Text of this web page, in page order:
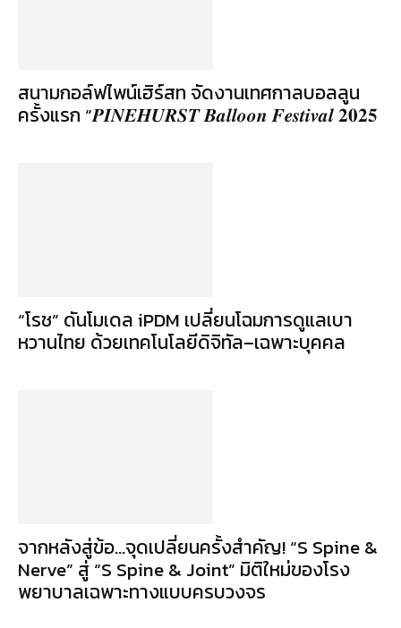
สนามกอล์ฟไพน์เฮิร์สท จัดงานเทศกาลบอลลูน
ครั้งแรก “𝑷𝑰𝑵𝑬𝑯𝑼𝑹𝑺𝑻 𝑩𝒂𝒍𝒍𝒐𝒐𝒏 𝑭𝒆𝒔𝒕𝒊𝒗𝒂𝒍 𝟐𝟎𝟐𝟓
“โรช” ดันโมเดล iPDM เปลี่ยนโฉมการดูแลเบา
หวานไทย ด้วยเทคโนโลยีดิจิทัล–เฉพาะบุคคล
จากหลังสู่ข้อ…จุดเปลี่ยนครั้งสำคัญ! “S Spine &
Nerve” สู่ “S Spine & Joint” มิติใหม่ของโรง
พยาบาลเฉพาะทางแบบครบวงจร